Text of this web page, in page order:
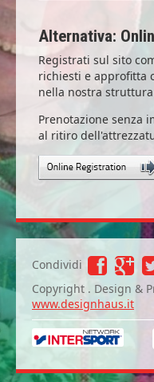
Alternativa:
Registrati sul sito
richiesti e approfitta
nella nostra
Prenotazione senza
al ritiro
Condividi
Copyright . Design &
www.designhaus.it